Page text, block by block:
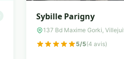
Sybille Parigny
137 Bd Maxime Gorki,
5/5(4 avis)